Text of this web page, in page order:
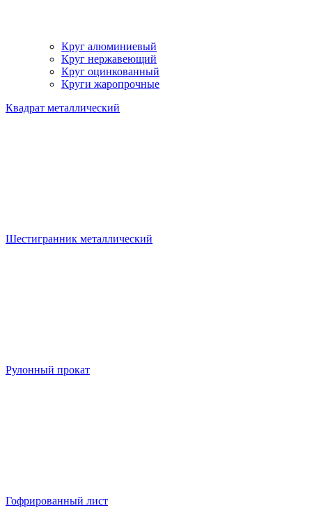
Круг алюминиевый
Круг нержавеющий
Круг оцинкованный
Круги жаропрочные
Квадрат металлический
Шестигранник металлический
Рулонный прокат
Гофрированный лист